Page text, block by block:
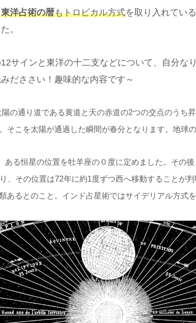
東洋占術の暦もトロピカル方式を取り入れてい
。
サインと東洋の十二支などについて、自分な
だささい！趣味的な内容です～
の通り道である黄道と天の赤道の2つの交点のうち
そこを太陽が通過した瞬間が春分となります。地球の
ある恒星の位置を牡羊座の０度に定めました。その
、その位置は72年に約1度ずつ西へ移動することが
あるとのこと。インド占星術ではサイデリアル方式を